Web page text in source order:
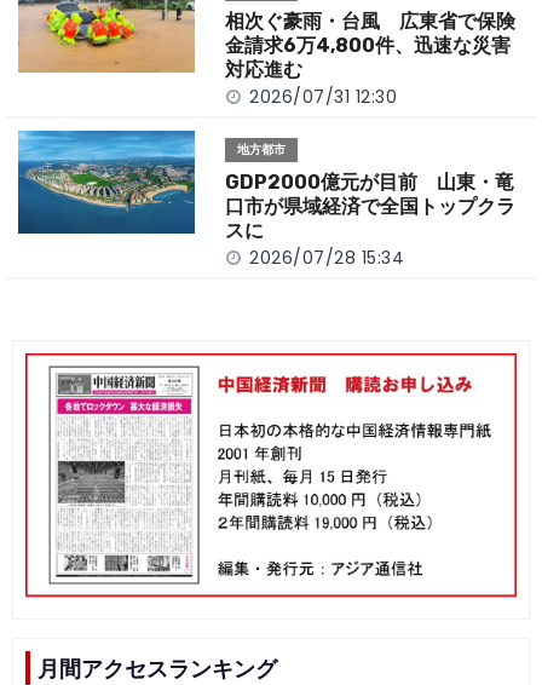
相次ぐ豪雨・台風 広東省で保険
金請求6万4,800件、迅速な災害
対応進む
2026/07/31 12:30
地方都市
GDP2000億元が目前 山東・竜
口市が県域経済で全国トップクラ
スに
2026/07/28 15:34
月間アクセスランキング